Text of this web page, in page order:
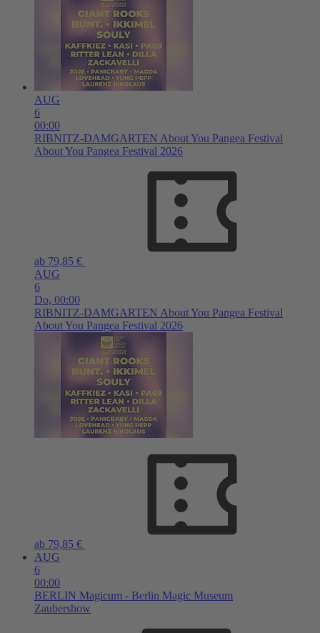
AUG
6
00:00
RIBNITZ-DAMGARTEN About You Pangea Festival
About You Pangea Festival 2026
ab 79,85 €
AUG
6
Do, 00:00
RIBNITZ-DAMGARTEN About You Pangea Festival
About You Pangea Festival 2026
ab 79,85 €
AUG
6
00:00
BERLIN Magicum - Berlin Magic Museum
Zaubershow